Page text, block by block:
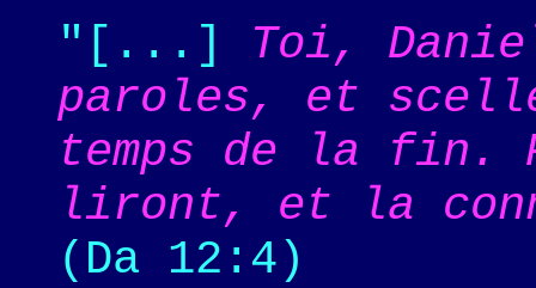
"[...] Toi,
paroles, et
temps de la fin.
liront, et la
(Da 12:4)